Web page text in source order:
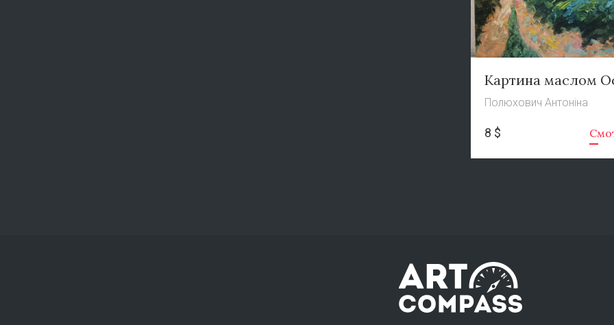
Картина маслом
Полюхович Антоніна
8 $